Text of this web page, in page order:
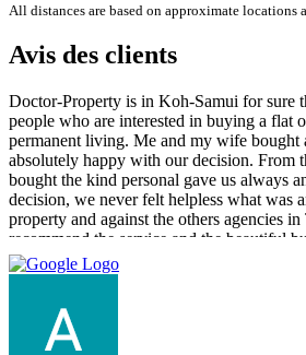
All distances are based on approximate locations
Avis des clients
Doctor-Property is in Koh-Samui for sure
people who are interested in buying a flat
permanent living. Me and my wife bought
absolutely happy with our decision. From
bought the kind personal gave us always
decision, we never felt helpless what was
property and against the others agencies
recommend the service and the beautiful